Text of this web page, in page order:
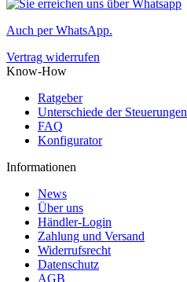
Auch per WhatsApp.
Vertrag widerrufen
Know-How
Ratgeber
Unterschiede der Steuerungen
FAQ
Konfigurator
Informationen
News
Über uns
Händler-Login
Zahlung und Versand
Widerrufsrecht
Datenschutz
AGB